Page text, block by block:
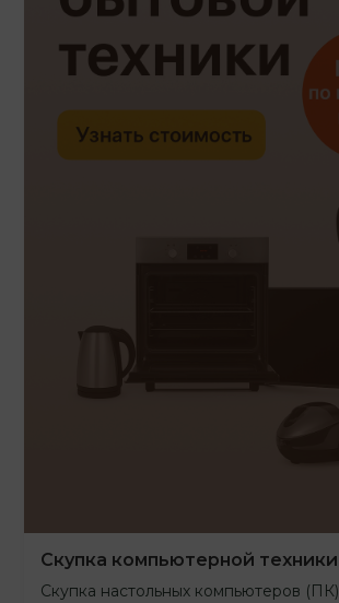
Скупка компьютерной техники
Скупка настольных компьютеров (ПК)